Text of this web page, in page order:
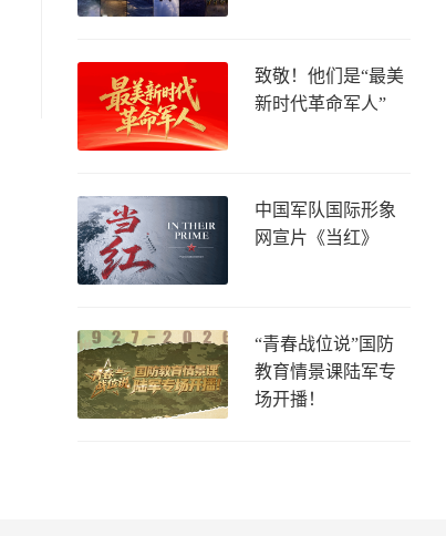
致敬！他们是“最美
新时代革命军人”
中国军队国际形象
网宣片《当红》
“青春战位说”国防
教育情景课陆军专
场开播！